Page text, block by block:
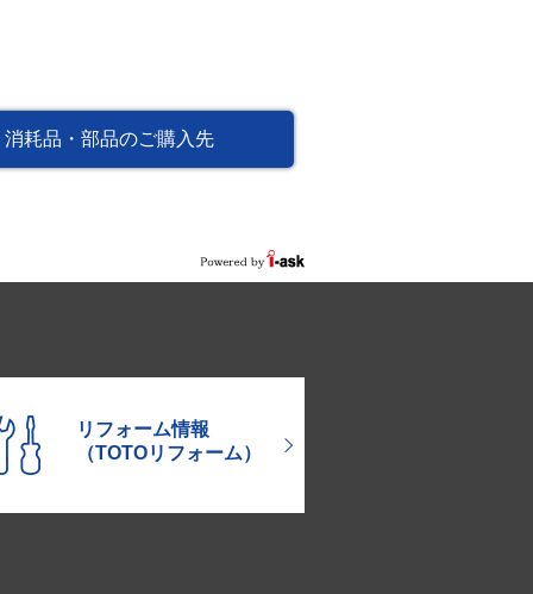
消耗品・部品のご購入先
リフォーム情報
（TOTOリフォーム）